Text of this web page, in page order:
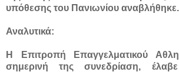
υπόθεσης του Πανιωνίου αναβλήθηκε.
Αναλυτικά:
Η Επιτροπή Επαγγελματικού
σημερινή της συνεδρίαση,